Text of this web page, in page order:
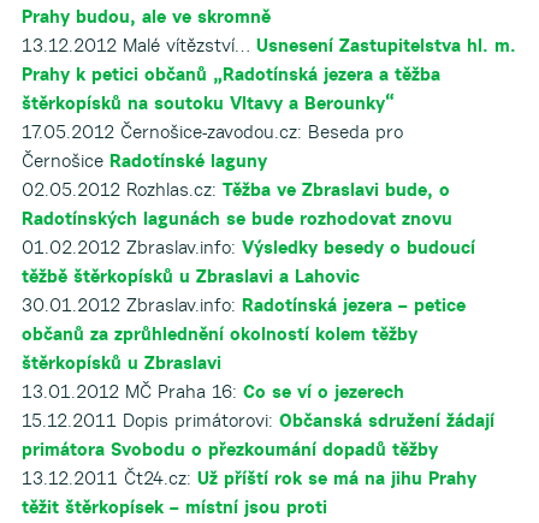
Prahy budou, ale ve skromně
13.12.2012 Malé vítězství… Usnesení Zastupitelstva hl. m.
Prahy k petici občanů „Radotínská jezera a těžba
štěrkopísků na soutoku Vltavy a Berounky“
17.05.2012 Černošice-zavodou.cz: Beseda pro
Černošice Radotínské laguny
02.05.2012 Rozhlas.cz: Těžba ve Zbraslavi bude, o
Radotínských lagunách se bude rozhodovat znovu
01.02.2012 Zbraslav.info: Výsledky besedy o budoucí
těžbě štěrkopísků u Zbraslavi a Lahovic
30.01.2012 Zbraslav.info: Radotínská jezera – petice
občanů za zprůhlednění okolností kolem těžby
štěrkopísků u Zbraslavi
13.01.2012 MČ Praha 16: Co se ví o jezerech
15.12.2011 Dopis primátorovi: Občanská sdružení žádají
primátora Svobodu o přezkoumání dopadů těžby
13.12.2011 Čt24.cz: Už příští rok se má na jihu Prahy
těžit štěrkopísek – místní jsou proti